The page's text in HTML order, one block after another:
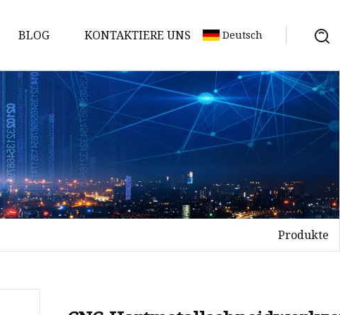
BLOG KONTAKTIERE UNS Deutsch
Produkte